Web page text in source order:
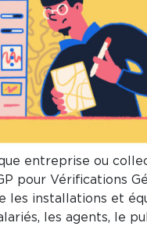
entreprise ou
pour Vérifications
les installations et
les agents, le